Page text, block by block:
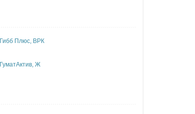
Гибб Плюс, ВРК
ГуматАктив, Ж